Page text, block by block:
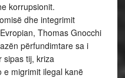
korrupsionit.
dhe integrimit
Thomas Gnocchi
përfundimtare sa i
sipas tij, kriza
e migrimit ilegal kanë